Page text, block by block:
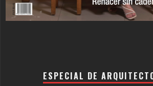
ESPECIAL DE